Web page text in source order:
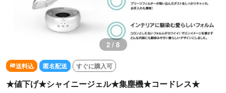
2 / 8
送料込 匿名配送 すぐに購入可
★値下げ★シャイニージェル★集塵機★コードレス★